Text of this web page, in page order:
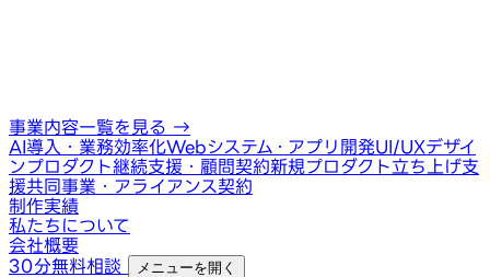
事業内容一覧を見る →
AI導入・業務効率化Webシステム・アプリ開発UI/UXデザイ
ンプロダクト継続支援・顧問契約新規プロダクト立ち上げ支
援共同事業・アライアンス契約
制作実績
私たちについて
会社概要
30分無料相談
メニューを開く